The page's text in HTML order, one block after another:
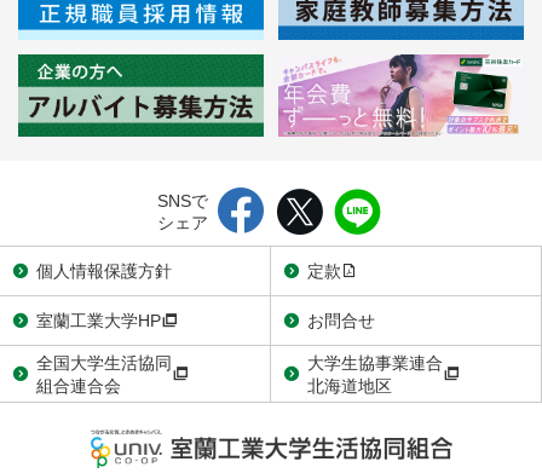
SNSで
シェア
個人情報保護方針
定款
室蘭工業大学HP
お問合せ
全国大学生活協同
組合連合会
大学生協事業連合
北海道地区